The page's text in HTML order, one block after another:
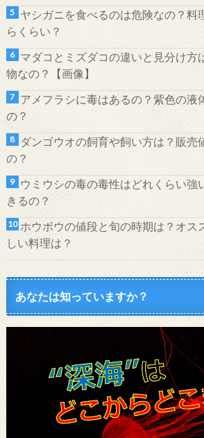
ヤシガニを食べるのは危険なの？料
らくらい？
マダコとミズダコの違いと見分け方
物なの？【画像】
アメフラシに毒はあるの？紫色の液
の？
ダンゴウオの飼育や飼い方は？販売
の？
ウミウシの毒の毒性はどれくらい強
きるの？
ホウボウの値段と旬の時期は？オス
しい料理は？
あなたは知っていますか？